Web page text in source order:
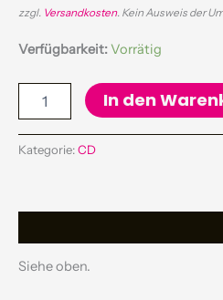
zzgl. Versandkosten. Kein Ausweis der
Verfügbarkeit:Vorrätig
In den
Kategorie:CD
Siehe oben.